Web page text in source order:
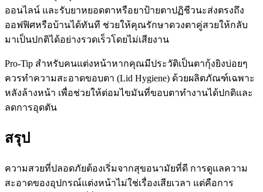
ออนไลน์ และรับยาหยอดตาหรือยาป้ายตาปฏิชีวนะส่งตรงถึง
ออฟฟิศหรือบ้านได้ทันที ช่วยให้คุณรักษาดวงตาคู่สวยให้กลับ
มาเป็นปกติได้อย่างรวดเร็วโดยไม่เสียงาน
Pro-Tip สำหรับคนแต่งหน้าหากคุณมีประวัติเป็นตากุ้งยิงบ่อยๆ
ควรทำความสะอาดขอบตา (Lid Hygiene) ด้วยผลิตภัณฑ์เฉพาะ
หลังล้างหน้า เพื่อช่วยให้ต่อมไขมันที่ขอบตาทำงานได้ปกติและ
ลดการอุดตัน
สรุป
ความสวยที่ปลอดภัยต้องเริ่มจากสุขอนามัยที่ดี การดูแลความ
สะอาดของอุปกรณ์แต่งหน้าไม่ใช่เรื่องเสียเวลา แต่คือการ